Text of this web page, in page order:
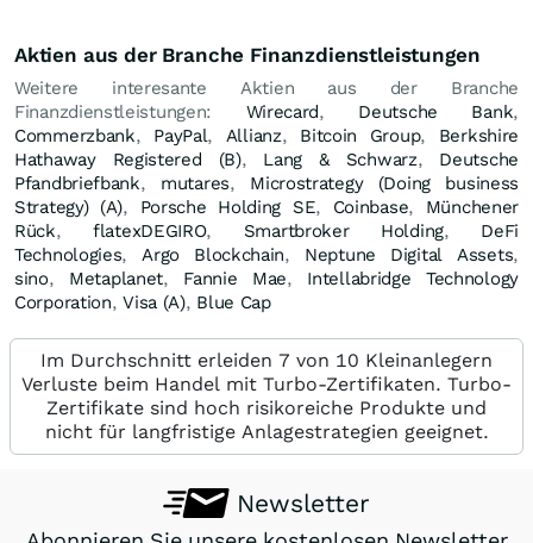
Aktien aus der Branche Finanzdienstleistungen
Weitere interesante Aktien aus der Branche
Finanzdienstleistungen: Wirecard, Deutsche Bank,
Commerzbank, PayPal, Allianz, Bitcoin Group, Berkshire
Hathaway Registered (B), Lang & Schwarz, Deutsche
Pfandbriefbank, mutares, Microstrategy (Doing business
Strategy) (A), Porsche Holding SE, Coinbase, Münchener
Rück,flatexDEGIRO, Smartbroker Holding, DeFi
Technologies,Argo Blockchain, Neptune Digital Assets,
sino, Metaplanet, Fannie Mae, Intellabridge Technology
Corporation,Visa (A), Blue Cap
Im Durchschnitt erleiden 7 von 10 Kleinanlegern
Verluste beim Handel mit Turbo-Zertifikaten. Turbo-
Zertifikate sind hoch risikoreiche Produkte und
nicht für langfristige Anlagestrategien geeignet.
Newsletter